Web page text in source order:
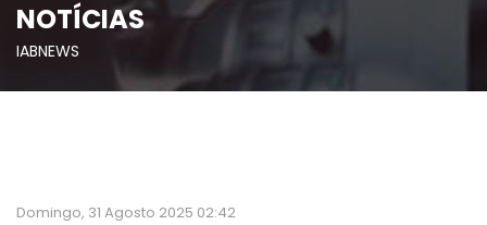
NOTÍCIAS
IABNEWS
Domingo, 31 Agosto 2025 02:42